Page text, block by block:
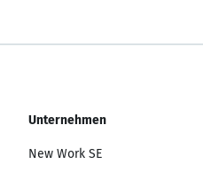
Unternehmen
New Work SE